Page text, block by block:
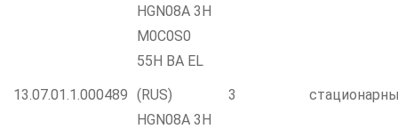
HGN08A 3H
M0C0S0
55H BA EL
13.07.01.1.000489 (RUS)
HGN08A 3H
3